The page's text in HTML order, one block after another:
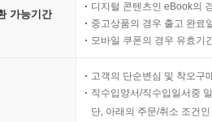
가능기간
디지털 콘텐츠인 eBook의
중고상품의 경우 출고 완료
모바일 쿠폰의 경우 유효기
고객의 단순변심 및 착오구
직수입양서/직수입일서중
단, 아래의 주문/취소 조건